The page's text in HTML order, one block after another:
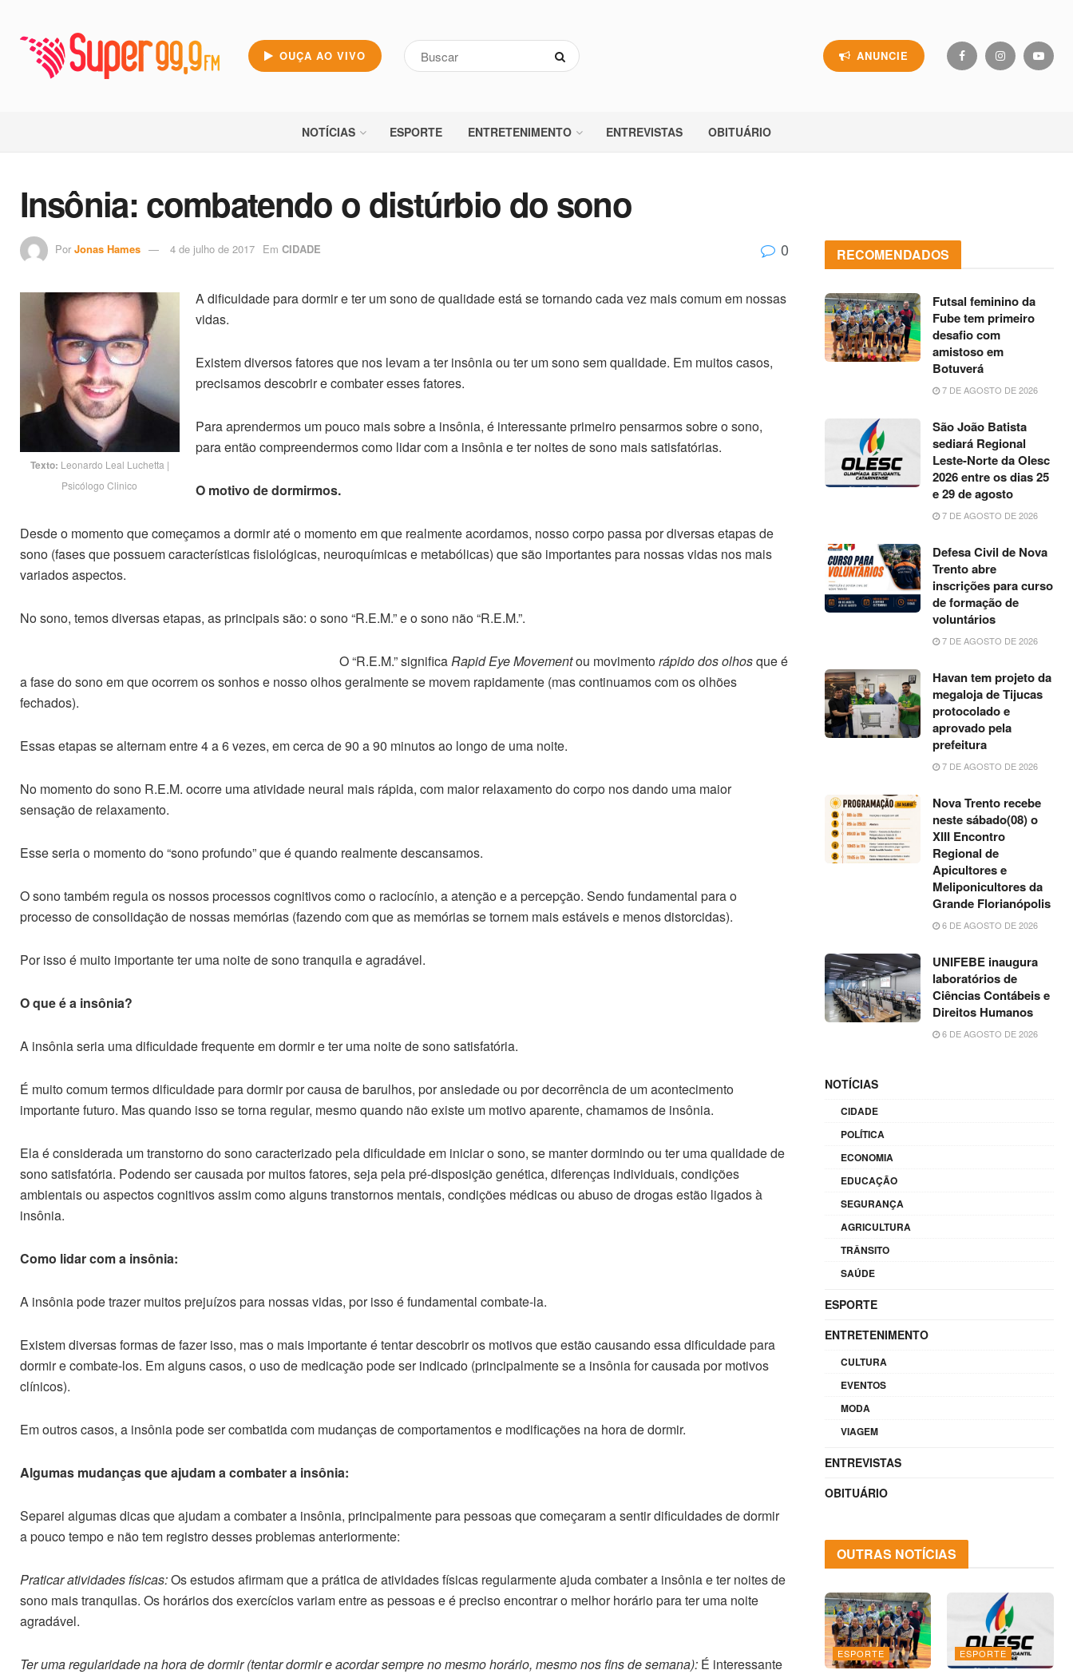
OUÇA AO VIVO ANUNCIE
NOTÍCIAS ESPORTE ENTRETENIMENTO ENTREVISTAS OBITUÁRIO
Insônia: combatendo o distúrbio do sono
Por Jonas Hames 4 de julho de 2017 Em CIDADE 0
Texto: Leonardo Leal Luchetta |
Psicólogo Clinico
A dificuldade para dormir e ter um sono de qualidade está se tornando cada vez mais comum em nossas
vidas.
Existem diversos fatores que nos levam a ter insônia ou ter um sono sem qualidade. Em muitos casos,
precisamos descobrir e combater esses fatores.
Para aprendermos um pouco mais sobre a insônia, é interessante primeiro pensarmos sobre o sono,
para então compreendermos como lidar com a insônia e ter noites de sono mais satisfatórias.
O motivo de dormirmos.
Desde o momento que começamos a dormir até o momento em que realmente acordamos, nosso corpo passa por diversas etapas de
sono (fases que possuem características fisiológicas, neuroquímicas e metabólicas) que são importantes para nossas vidas nos mais
variados aspectos.
No sono, temos diversas etapas, as principais são: o sono “R.E.M.” e o sono não “R.E.M.”.
O “R.E.M.” significaRapid Eye Movementou movimentorápido dos olhosque é
a fase do sono em que ocorrem os sonhos e nosso olhos geralmente se movem rapidamente (mas continuamos com os olhões
fechados).
Essas etapas se alternam entre 4 a 6 vezes, em cerca de 90 a 90 minutos ao longo de uma noite.
No momento do sono R.E.M. ocorre uma atividade neural mais rápida, com maior relaxamento do corpo nos dando uma maior
sensação de relaxamento.
Esse seria o momento do “sono profundo” que é quando realmente descansamos.
O sono também regula os nossos processos cognitivos como o raciocínio, a atenção e a percepção. Sendo fundamental para o
processo de consolidação de nossas memórias (fazendo com que as memórias se tornem mais estáveis e menos distorcidas).
Por isso é muito importante ter uma noite de sono tranquila e agradável.
O que é a insônia?
A insônia seria uma dificuldade frequente em dormir e ter uma noite de sono satisfatória.
É muito comum termos dificuldade para dormir por causa de barulhos, por ansiedade ou por decorrência de um acontecimento
importante futuro. Mas quando isso se torna regular, mesmo quando não existe um motivo aparente, chamamos de insônia.
Ela é considerada um transtorno do sono caracterizado pela dificuldade em iniciar o sono, se manter dormindo ou ter uma qualidade de
sono satisfatória. Podendo ser causada por muitos fatores, seja pela pré-disposição genética, diferenças individuais, condições
ambientais ou aspectos cognitivos assim como alguns transtornos mentais, condições médicas ou abuso de drogas estão ligados à
insônia.
Como lidar com a insônia:
A insônia pode trazer muitos prejuízos para nossas vidas, por isso é fundamental combate-la.
Existem diversas formas de fazer isso, mas o mais importante é tentar descobrir os motivos que estão causando essa dificuldade para
dormir e combate-los. Em alguns casos, o uso de medicação pode ser indicado (principalmente se a insônia for causada por motivos
clínicos).
Em outros casos, a insônia pode ser combatida com mudanças de comportamentos e modificações na hora de dormir.
Algumas mudanças que ajudam a combater a insônia:
Separei algumas dicas que ajudam a combater a insônia, principalmente para pessoas que começaram a sentir dificuldades de dormir
a pouco tempo e não tem registro desses problemas anteriormente:
Praticar atividades físicas:Os estudos afirmam que a prática de atividades físicas regularmente ajuda combater a insônia e ter noites de
sono mais tranquilas. Os horários dos exercícios variam entre as pessoas e é preciso encontrar o melhor horário para ter uma noite
agradável.
Ter uma regularidade na hora de dormir (tentar dormir e acordar sempre no mesmo horário, mesmo nos fins de semana): É interessante
RECOMENDADOS
Futsal feminino da
Fube tem primeiro
desafio com
amistoso em
Botuverá
7 DE AGOSTO DE 2026
São João Batista
sediará Regional
Leste-Norte da Olesc
2026 entre os dias 25
e 29 de agosto
7 DE AGOSTO DE 2026
Defesa Civil de Nova
Trento abre
inscrições para curso
de formação de
voluntários
7 DE AGOSTO DE 2026
Havan tem projeto da
megaloja de Tijucas
protocolado e
aprovado pela
prefeitura
7 DE AGOSTO DE 2026
Nova Trento recebe
neste sábado(08) o
XIII Encontro
Regional de
Apicultores e
Meliponicultores da
Grande Florianópolis
6 DE AGOSTO DE 2026
UNIFEBE inaugura
laboratórios de
Ciências Contábeis e
Direitos Humanos
6 DE AGOSTO DE 2026
NOTÍCIAS
CIDADE
POLÍTICA
ECONOMIA
EDUCAÇÃO
SEGURANÇA
AGRICULTURA
TRÂNSITO
SAÚDE
ESPORTE
ENTRETENIMENTO
CULTURA
EVENTOS
MODA
VIAGEM
ENTREVISTAS
OBITUÁRIO
OUTRAS NOTÍCIAS
ESPORTE ESPORTE